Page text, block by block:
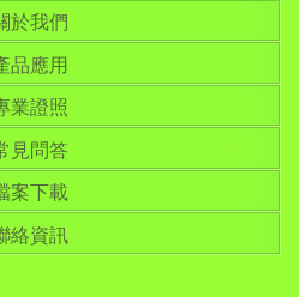
於我們
品應用
業證照
見問答
案下載
絡資訊